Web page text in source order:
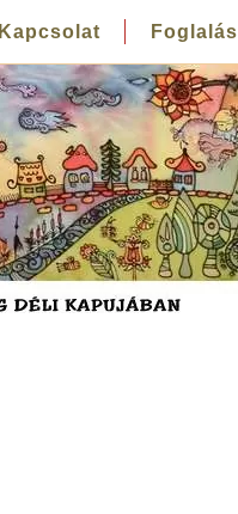
Kapcsolat Foglalás